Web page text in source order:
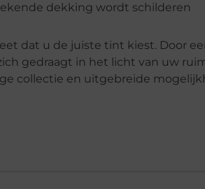
dekking wordt schilderen
dat u de juiste tint kiest. Door
gedraagt in het licht van uw
collectie en uitgebreide